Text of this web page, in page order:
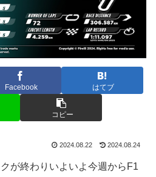
Facebook はてブ
コピー
2024.08.22 2024.08.24
が終わりいよいよ今週からF1